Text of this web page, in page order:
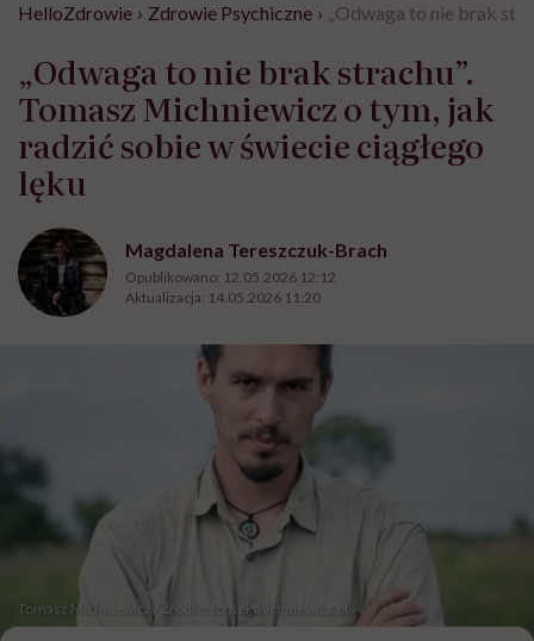
HelloZdrowie › Zdrowie Psychiczne › „Odwaga to nie brak
„Odwaga to nie brak strachu”.
Tomasz Michniewicz o tym, jak
radzić sobie w świecie ciągłego
lęku
Magdalena Tereszczuk-Brach
Opublikowano: 12.05.2026 12:12
Aktualizacja: 14.05.2026 11:20
Tomasz Michniewicz / Źródło: tomekmichniewicz.pl